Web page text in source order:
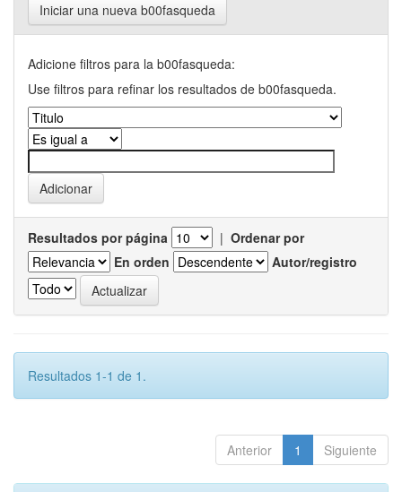
Iniciar una nueva b00fasqueda
Adicione filtros para la b00fasqueda:
Use filtros para refinar los resultados de b00fasqueda.
Resultados por página | Ordenar por
En orden
Autor/registro
Resultados 1-1 de 1.
Anterior 1 Siguiente